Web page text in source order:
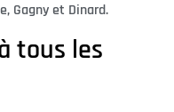
Gagny et Dinard.
tous les